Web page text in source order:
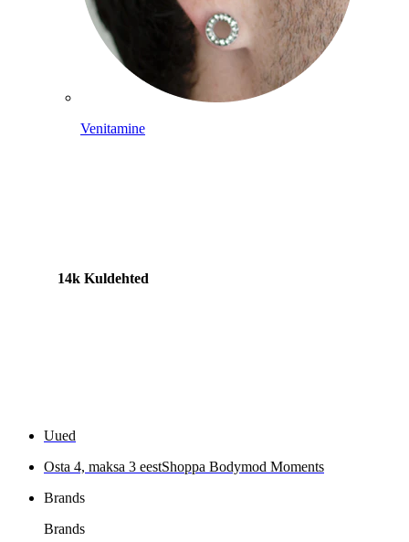
Venitamine
14k Kuldehted
Uued
Osta 4, maksa 3 eestShoppa Bodymod Moments
Brands
Brands